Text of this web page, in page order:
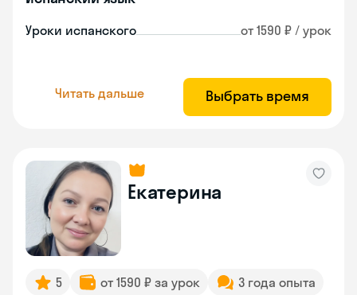
Уроки испанского от 1590 ₽ / урок
Читать дальше Выбрать время
Екатерина
5 от 1590 ₽ за урок 3 года опыта